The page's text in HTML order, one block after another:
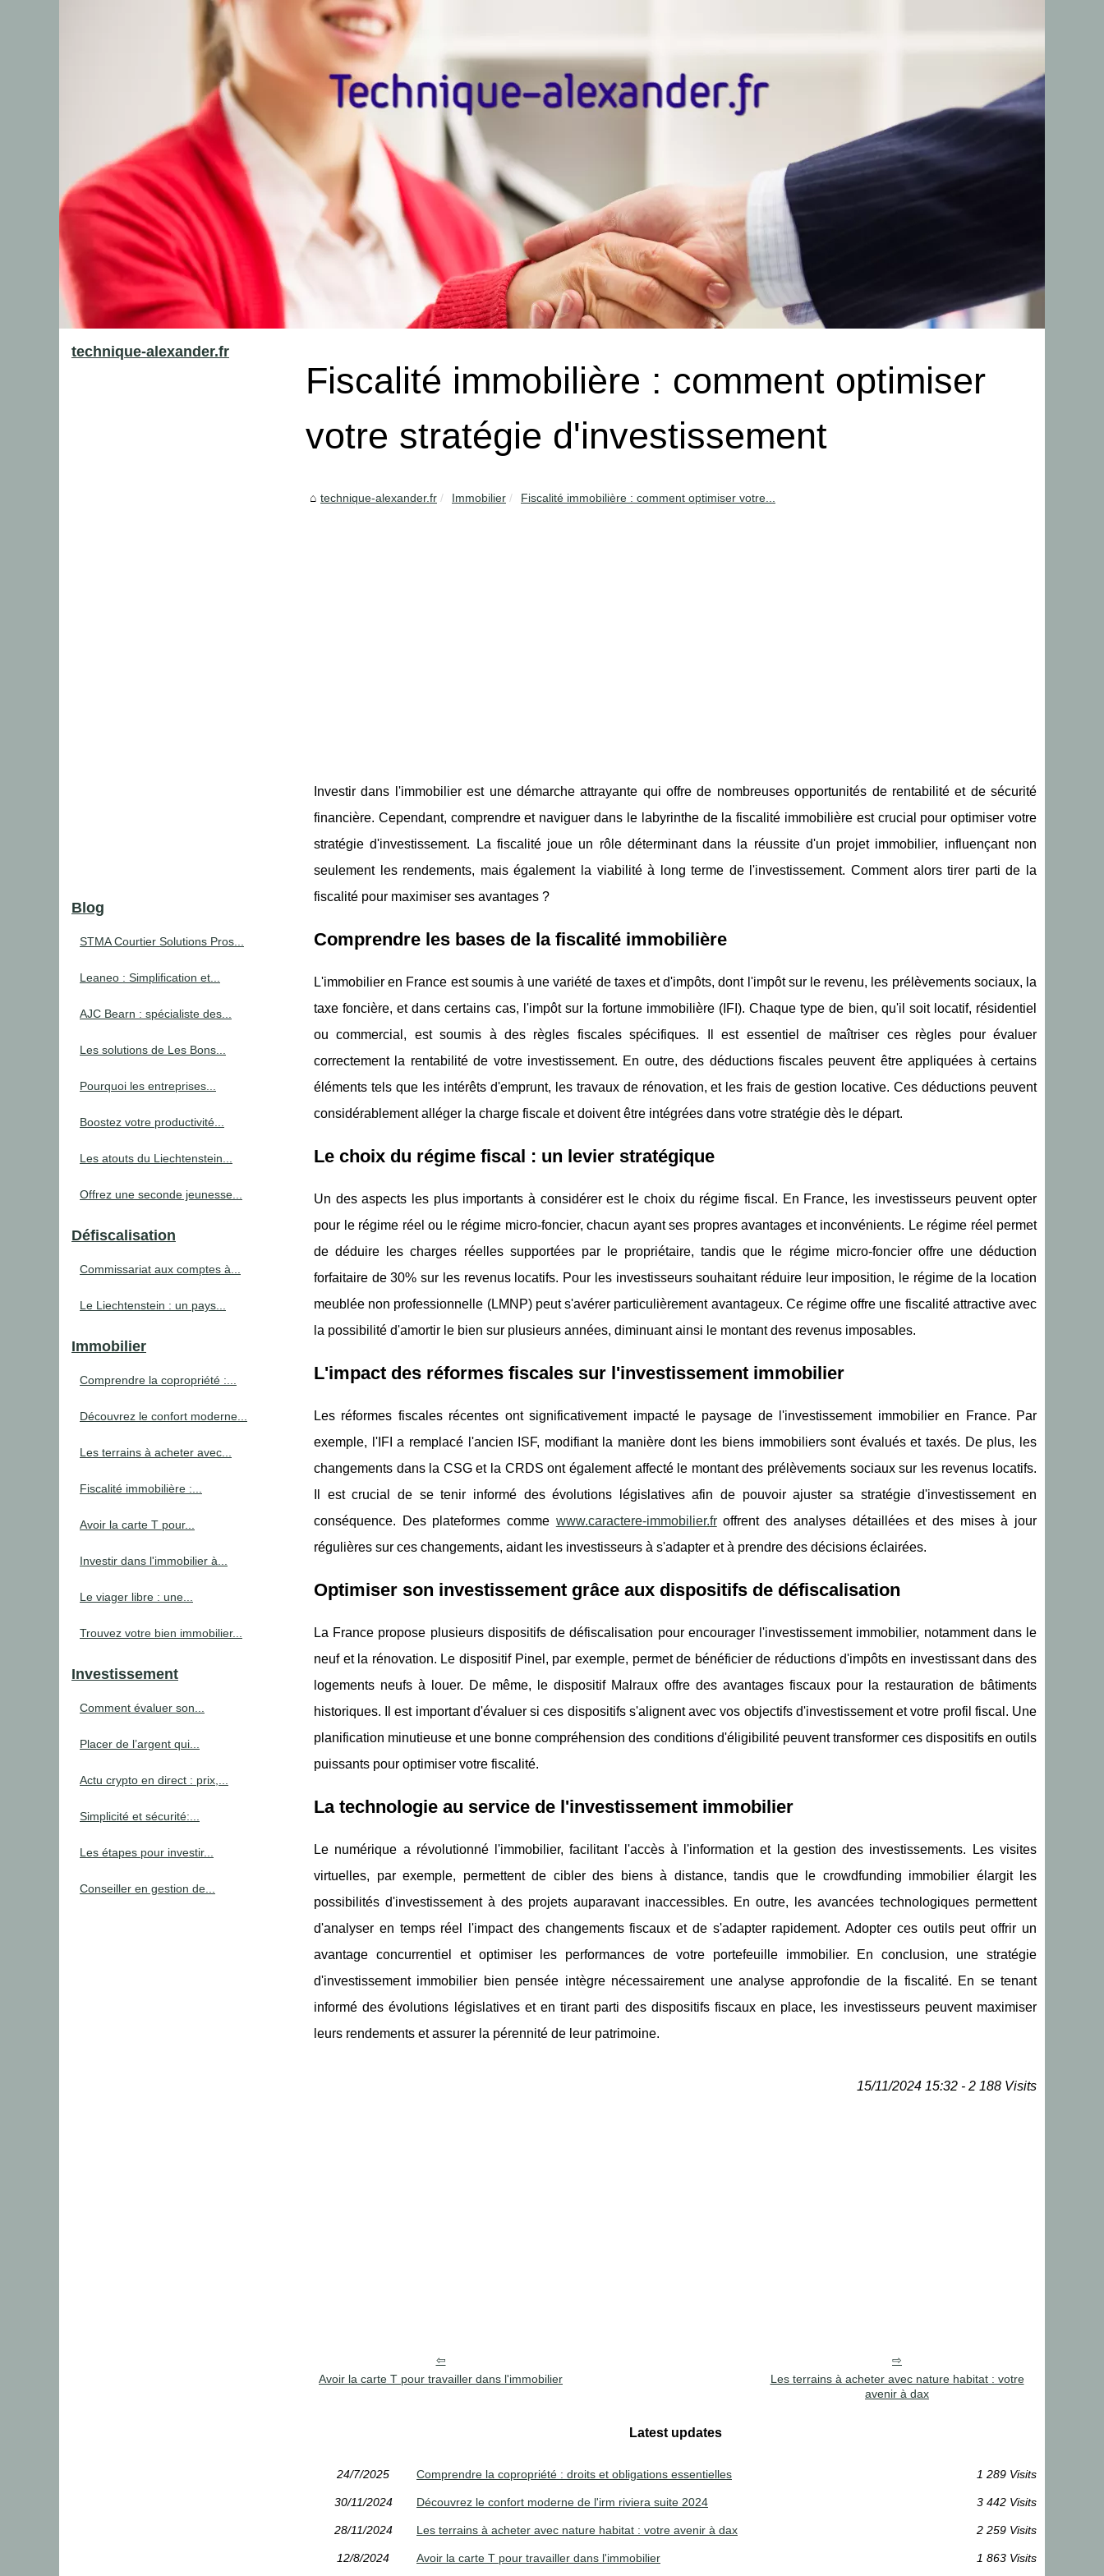
Fiscalité immobilière : comment optimiser
votre stratégie d'investissement
technique-alexander.fr Immobilier Fiscalité immobilière : comment optimiser votre...
Investir dans l'immobilier est une démarche attrayante qui offre de nombreuses opportunités de rentabilité et de sécurité
financière. Cependant, comprendre et naviguer dans le labyrinthe de la fiscalité immobilière est crucial pour optimiser votre
stratégie d'investissement. La fiscalité joue un rôle déterminant dans la réussite d'un projet immobilier, influençant non
seulement les rendements, mais également la viabilité à long terme de l'investissement. Comment alors tirer parti de la
fiscalité pour maximiser ses avantages ?
Comprendre les bases de la fiscalité immobilière
L'immobilier en France est soumis à une variété de taxes et d'impôts, dont l'impôt sur le revenu, les prélèvements sociaux, la
taxe foncière, et dans certains cas, l'impôt sur la fortune immobilière (IFI). Chaque type de bien, qu'il soit locatif, résidentiel
ou commercial, est soumis à des règles fiscales spécifiques. Il est essentiel de maîtriser ces règles pour évaluer
correctement la rentabilité de votre investissement. En outre, des déductions fiscales peuvent être appliquées à certains
éléments tels que les intérêts d'emprunt, les travaux de rénovation, et les frais de gestion locative. Ces déductions peuvent
considérablement alléger la charge fiscale et doivent être intégrées dans votre stratégie dès le départ.
Le choix du régime fiscal : un levier stratégique
Un des aspects les plus importants à considérer est le choix du régime fiscal. En France, les investisseurs peuvent opter
pour le régime réel ou le régime micro-foncier, chacun ayant ses propres avantages et inconvénients. Le régime réel permet
de déduire les charges réelles supportées par le propriétaire, tandis que le régime micro-foncier offre une déduction
forfaitaire de 30% sur les revenus locatifs. Pour les investisseurs souhaitant réduire leur imposition, le régime de la location
meublée non professionnelle (LMNP) peut s'avérer particulièrement avantageux. Ce régime offre une fiscalité attractive avec
la possibilité d'amortir le bien sur plusieurs années, diminuant ainsi le montant des revenus imposables.
L'impact des réformes fiscales sur l'investissement immobilier
Les réformes fiscales récentes ont significativement impacté le paysage de l'investissement immobilier en France. Par
exemple, l'IFI a remplacé l'ancien ISF, modifiant la manière dont les biens immobiliers sont évalués et taxés. De plus, les
changements dans la CSG et la CRDS ont également affecté le montant des prélèvements sociaux sur les revenus locatifs.
Il est crucial de se tenir informé des évolutions législatives afin de pouvoir ajuster sa stratégie d'investissement en
conséquence. Des plateformes comme www.caractere-immobilier.froffrent des analyses détaillées et des mises à jour
régulières sur ces changements, aidant les investisseurs à s'adapter et à prendre des décisions éclairées.
Optimiser son investissement grâce aux dispositifs de défiscalisation
La France propose plusieurs dispositifs de défiscalisation pour encourager l'investissement immobilier, notamment dans le
neuf et la rénovation. Le dispositif Pinel, par exemple, permet de bénéficier de réductions d'impôts en investissant dans des
logements neufs à louer. De même, le dispositif Malraux offre des avantages fiscaux pour la restauration de bâtiments
historiques. Il est important d'évaluer si ces dispositifs s'alignent avec vos objectifs d'investissement et votre profil fiscal. Une
planification minutieuse et une bonne compréhension des conditions d'éligibilité peuvent transformer ces dispositifs en outils
puissants pour optimiser votre fiscalité.
La technologie au service de l'investissement immobilier
Le numérique a révolutionné l'immobilier, facilitant l'accès à l'information et la gestion des investissements. Les visites
virtuelles, par exemple, permettent de cibler des biens à distance, tandis que le crowdfunding immobilier élargit les
possibilités d'investissement à des projets auparavant inaccessibles. En outre, les avancées technologiques permettent
d'analyser en temps réel l'impact des changements fiscaux et de s'adapter rapidement. Adopter ces outils peut offrir un
avantage concurrentiel et optimiser les performances de votre portefeuille immobilier. En conclusion, une stratégie
d'investissement immobilier bien pensée intègre nécessairement une analyse approfondie de la fiscalité. En se tenant
informé des évolutions législatives et en tirant parti des dispositifs fiscaux en place, les investisseurs peuvent maximiser
leurs rendements et assurer la pérennité de leur patrimoine.
15/11/2024 15:32 - 2 188 Visits
Avoir la carte T pour travailler dans l'immobilier
Les terrains à acheter avec nature habitat : votre
avenir à dax
Latest updates
24/7/2025 Comprendre la copropriété : droits et obligations essentielles 1 289 Visits
30/11/2024 Découvrez le confort moderne de l'irm riviera suite 2024 3 442 Visits
28/11/2024 Les terrains à acheter avec nature habitat : votre avenir à dax 2 259 Visits
12/8/2024 Avoir la carte T pour travailler dans l'immobilier 1 863 Visits
technique-alexander.fr
Blog
STMA Courtier Solutions Pros...
Leaneo : Simplification et...
AJC Bearn : spécialiste des...
Les solutions de Les Bons...
Pourquoi les entreprises...
Boostez votre productivité...
Les atouts du Liechtenstein...
Offrez une seconde jeunesse...
Défiscalisation
Commissariat aux comptes à...
Le Liechtenstein : un pays...
Immobilier
Comprendre la copropriété :...
Découvrez le confort moderne...
Les terrains à acheter avec...
Fiscalité immobilière :...
Avoir la carte T pour...
Investir dans l'immobilier à...
Le viager libre : une...
Trouvez votre bien immobilier...
Investissement
Comment évaluer son...
Placer de l’argent qui...
Actu crypto en direct : prix,...
Simplicité et sécurité:...
Les étapes pour investir...
Conseiller en gestion de...